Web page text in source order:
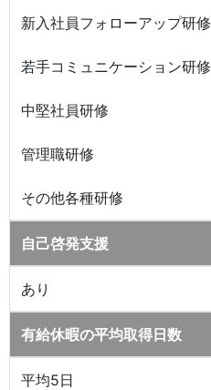
新入社員フォローアップ研修
若手コミュニケーション研修
中堅社員研修
管理職研修
その他各種研修
自己啓発支援
あり
有給休暇の平均取得日数
平均5日